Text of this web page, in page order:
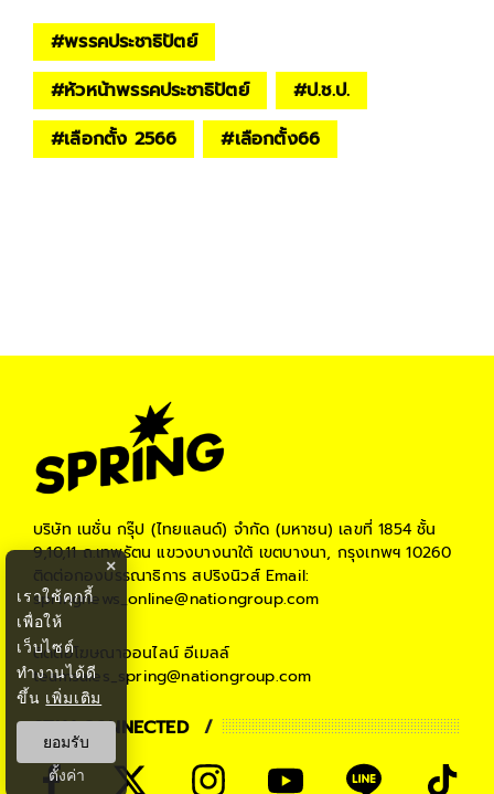
#พรรคประชาธิปัตย์
#หัวหน้าพรรคประชาธิปัตย์ #ป.ช.ป.
#เลือกตั้ง 2566 #เลือกตั้ง66
บริษัท เนชั่น กรุ๊ป (ไทยแลนด์) จำกัด (มหาชน) เลขที่ 1854 ชั้น
9,10,11 ถ.เทพรัตน แขวงบางนาใต้ เขตบางนา, กรุงเทพฯ 10260
ติดต่อกองบรรณาธิการ สปริงนิวส์Email:
springnews_online@nationgroup.com
ติดต่อโฆษณาออนไลน์ อีเมลล์
teamsales_spring@nationgroup.com
STAY CONNECTED
×
เราใช้คุกกี้
เพื่อให้
เว็บไซต์
ทำงานได้ดี
ขึ้น เพิ่มเติม
ยอมรับ
ตั้งค่า